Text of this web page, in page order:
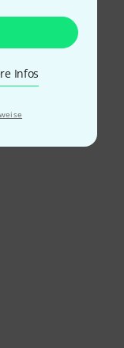
Infos
bezahlen,